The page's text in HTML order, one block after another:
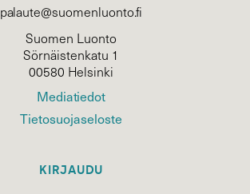
palaute@suomenluonto.fi
Suomen Luonto
Sörnäistenkatu 1
00580 Helsinki
Mediatiedot
Tietosuojaseloste
KIRJAUDU